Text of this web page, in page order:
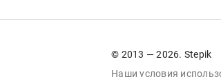
© 2013 — 2026. Stepik
Наши условия